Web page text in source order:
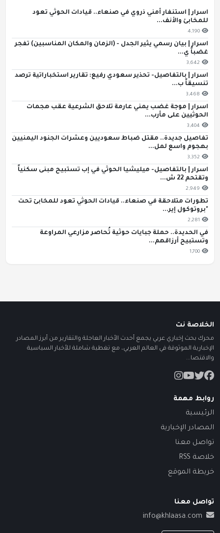
اسرار | استنفار أمني ذروي في صنعاء.. قيادات الحوثي تعود
للمخابئ والأنف...
4,190
اسرار | بيان رسمي يثير الجدل - (الزمان والمكان المناسبين) تفجر
غضباً ي...
3,642
اسرار | بالتفاصيل- تحذير سعودي رفيع: تقارير استخباراتية ترصد
تنسيقاً ب...
3,468
اسرار | موجة غضب يمني عارمة تلاحق الشرعية عقب هجمات
الحوثيين على مأرب...
3,404
تفاصيل جديدة.. مقتل ضباط سعوديين وعشرات الجنود اليمنيين
بهجوم واسع لمل...
3,352
اسرار | بالتفاصيل- ميليشيا الحوثي في إب تستبيح مبنى سكنياً
وتقتحم 22 ش...
2,949
تطورات متلاحقة في صنعاء.. قيادات الحوثي تعود للمخابئ تحت
"بروتوكول إير...
2,281
في الحديدة.. حملة جبايات حوثية تُحاصر مزارعي المراوعة
وتستبيح أرزاقهم...
1,700
الخلاصة نت
محرك بحث إخباري عربي يجمع أحدث الأخبار العاجلة والتقارير من أبرز المصادر
الإخبارية الموثوقة في العالم العربي، مع تغطية شاملة للأخبار السياسية
والاقتصا...
روابط مهمة
الرئيسية
المصادر الإخبارية
تواصل معنا
خلاصة RSS
خريطة الموقع
تواصل معنا
info@khlaasa.com